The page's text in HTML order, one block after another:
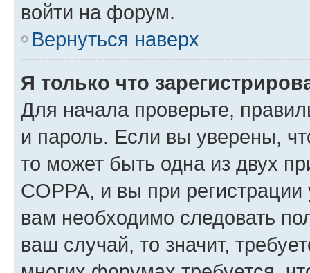
войти на форум.
Вернуться наверх
Я только что
Для начала проверьте,
и пароль. Если вы уверены,
то может быть одна из двух
COPPA, и вы при
вам необходимо следовать
ваш случай, то значит,